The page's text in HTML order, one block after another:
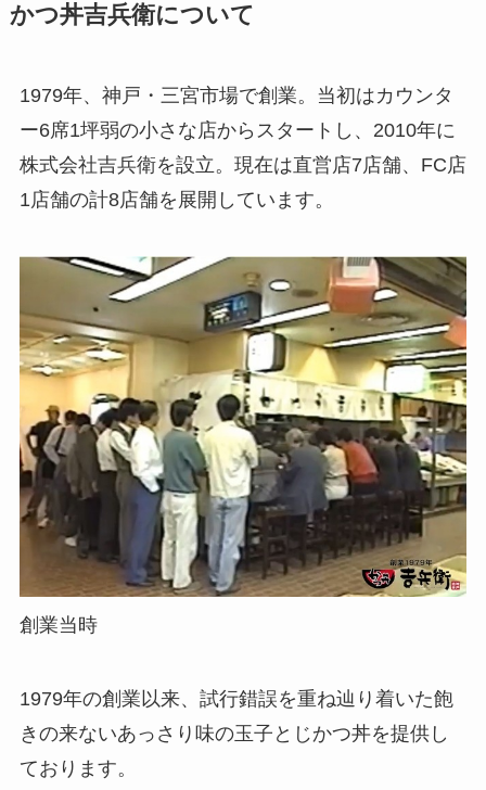
かつ丼吉兵衛について
1979年、神戸・三宮市場で創業。当初はカウンタ
ー6席1坪弱の小さな店からスタートし、2010年に
株式会社吉兵衛を設立。現在は直営店7店舗、FC店
1店舗の計8店舗を展開しています。
創業当時
1979年の創業以来、試行錯誤を重ね辿り着いた飽
きの来ないあっさり味の玉子とじかつ丼を提供し
ております。